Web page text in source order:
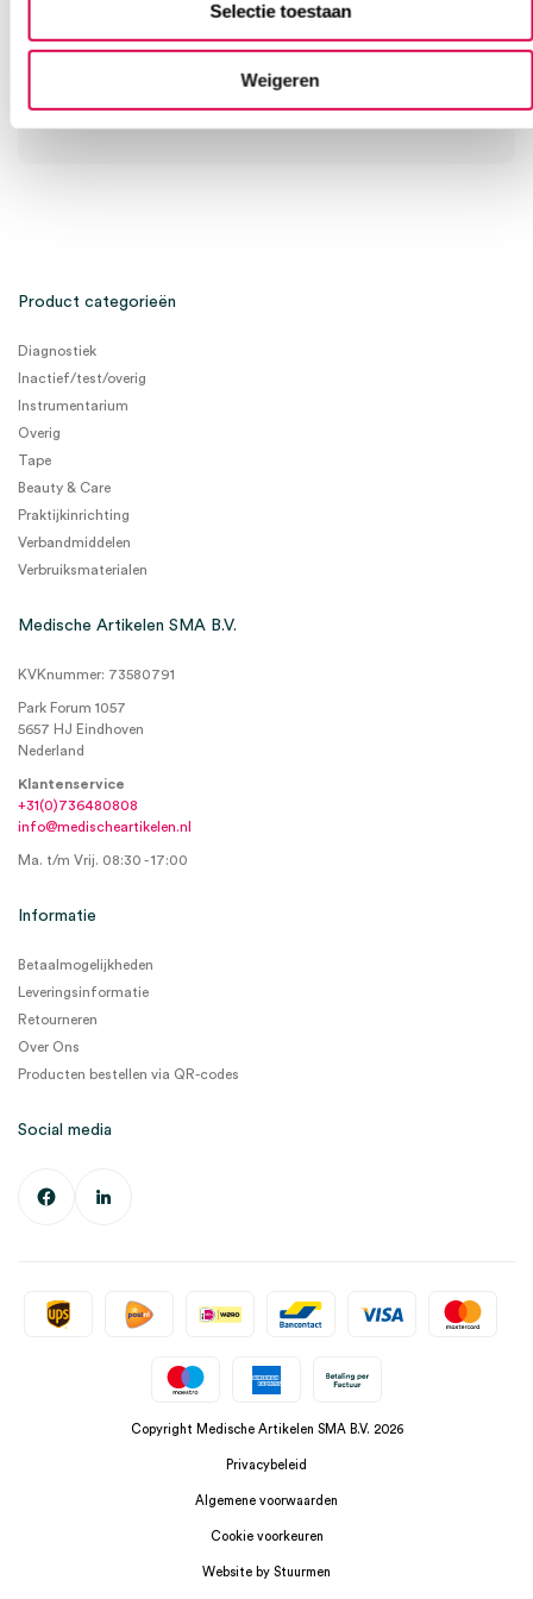
Selectie toestaan
Weigeren
Onze klantenservice is bereikbaar van maandag t/m vrijdag van
Product categorieën
Diagnostiek
Inactief/test/overig
Instrumentarium
Overig
Tape
Beauty & Care
Praktijkinrichting
Verbandmiddelen
Verbruiksmaterialen
Medische Artikelen SMA B.V.
KVKnummer: 73580791
Park Forum 1057
5657 HJ Eindhoven
Nederland
Klantenservice
+31(0)736480808
info@medischeartikelen.nl
Ma. t/m Vrij. 08:30 - 17:00
Informatie
Betaalmogelijkheden
Leveringsinformatie
Retourneren
Over Ons
Producten bestellen via QR-codes
Social media
Copyright Medische Artikelen SMA B.V. 2026
Privacybeleid
Algemene voorwaarden
Cookie voorkeuren
Website by Stuurmen